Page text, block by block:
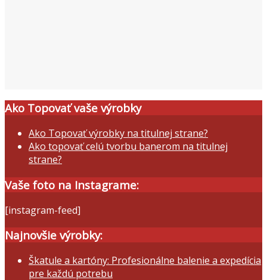
Ako Topovať vaše výrobky
Ako Topovať výrobky na titulnej strane?
Ako topovať celú tvorbu banerom na titulnej
strane?
Vaše foto na Instagrame:
[instagram-feed]
Najnovšie výrobky:
Škatule a kartóny: Profesionálne balenie a expedícia
pre každú potrebu